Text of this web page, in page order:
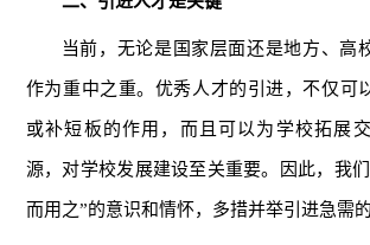
当前，无论是国家层面还是地方、高
作为重中之重。优秀人才的引进，不仅可
或补短板的作用，而且可以为学校拓展
源，对学校发展建设至关重要。因此，我
而用之”的意识和情怀，多措并举引进急需的